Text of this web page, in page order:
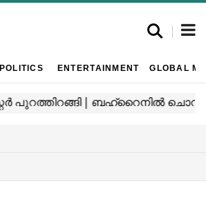
POLITICS ENTERTAINMENT GLOBAL